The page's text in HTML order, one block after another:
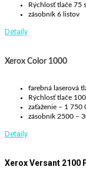
Rýchlosť tlače 75
zásobník 6 listov
Detaily
Xerox Color 1000
farebná laserová
Rýchlosť tlače
zaťaženie – 1 750
zásobník 2500 –
Detaily
Xerox Versant 2100